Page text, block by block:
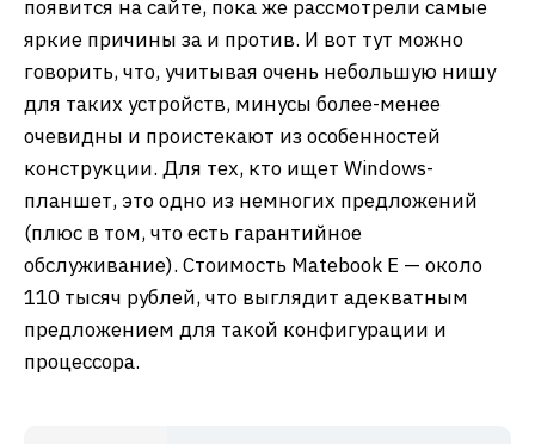
появится на сайте, пока же рассмотрели самые
яркие причины за и против. И вот тут можно
говорить, что, учитывая очень небольшую нишу
для таких устройств, минусы более-менее
очевидны и проистекают из особенностей
конструкции. Для тех, кто ищет Windows-
планшет, это одно из немногих предложений
(плюс в том, что есть гарантийное
обслуживание). Стоимость Matebook E — около
110 тысяч рублей, что выглядит адекватным
предложением для такой конфигурации и
процессора.